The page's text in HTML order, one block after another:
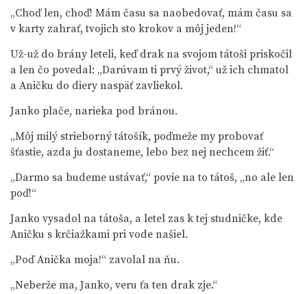
„Choď len, choď! Mám času sa naobedovať, mám času sa
v karty zahrať, tvojich sto krokov a môj jeden!“
Už-už do brány leteli, keď drak na svojom tátoši priskočil
a len čo povedal: „Darúvam ti prvý život,“ už ich chmatol
a Aničku do diery naspäť zavliekol.
Janko plače, narieka pod bránou.
„Môj milý strieborný tátošík, poďmeže my probovať
šťastie, azda ju dostaneme, lebo bez nej nechcem žiť.“
„Darmo sa budeme ustávať,“ povie na to tátoš, „no ale len
poď!“
Janko vysadol na tátoša, a letel zas k tej studničke, kde
Aničku s krčiažkami pri vode našiel.
„Poď Anička moja!“ zavolal na ňu.
„Neberže ma, Janko, veru ťa ten drak zje.“